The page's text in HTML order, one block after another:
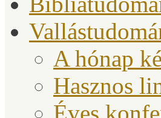
A hónap
Hasznos